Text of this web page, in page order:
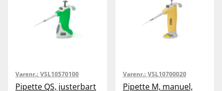
Varenr.: VSL10570100
Pipette QS, justerbart
Varenr.: VSL10700020
Pipette M, manuel,